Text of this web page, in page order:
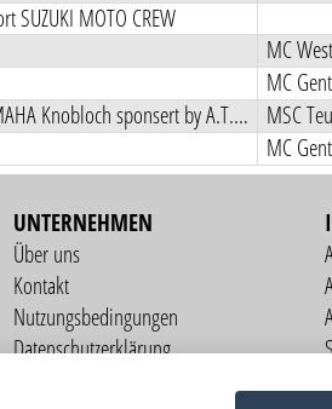
SUZUKI MOTO CREW
MC
MC
TYK - Team YAMAHA Knobloch sponsert by A.T.E.C MSC
MC
UNTERNEHMEN
Über uns
Kontakt
Nutzungsbedingungen
Datenschutzerklärung